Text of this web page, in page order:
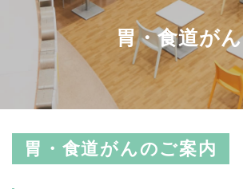
胃・食道がん
胃・食道がんのご案内